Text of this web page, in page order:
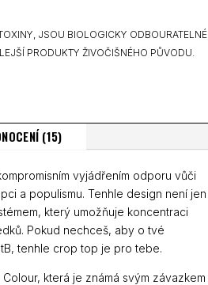
JSOU BIOLOGICKY ODBOURATELNÉ,
PRODUKTY ŽIVOČIŠNÉHO PŮVODU.
(15)
vyjádřením odporu vůči
a populismu. Tenhle design není jen
který umožňuje koncentraci
Pokud nechceš, aby o tvé
tenhle crop top je pro tebe.
která je známá svým závazkem